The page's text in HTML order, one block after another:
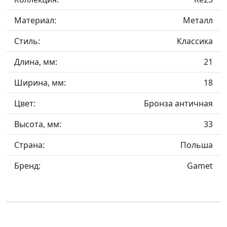
Материал:
Металл
Стиль:
Классика
Длина, мм:
21
Ширина, мм:
18
Цвет:
Бронза античная
Высота, мм:
33
Страна:
Польша
Бренд:
Gamet